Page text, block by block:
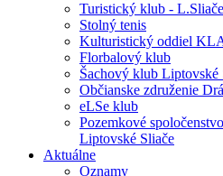
Turistický klub - L.Sliače
Stolný tenis
Kulturistický oddiel
Florbalový klub
Šachový klub Liptovské
Občianske združenie
eLSe klub
Pozemkové
Liptovské Sliače
Aktuálne
Oznamy